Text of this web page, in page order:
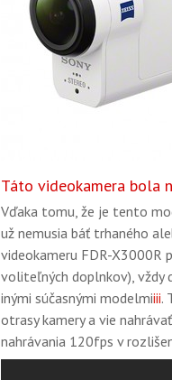
Táto videokamera bola
Vďaka tomu, že je tento
už nemusia báť trhaného
videokameru FDR-X3000R
voliteľných doplnkov), vždy
inými súčasnými modelmiiii.
otrasy kamery a vie
nahrávania 120fps v